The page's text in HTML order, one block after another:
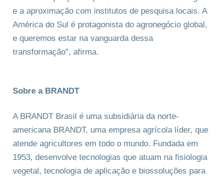
e a aproximação com institutos de pesquisa locais. A
América do Sul é protagonista do agronegócio global,
e queremos estar na vanguarda dessa
transformação”, afirma.
Sobre a BRANDT
A BRANDT Brasil é uma subsidiária da norte-
americana BRANDT, uma empresa agrícola líder, que
atende agricultores em todo o mundo. Fundada em
1953, desenvolve tecnologias que atuam na fisiologia
vegetal, tecnologia de aplicação e biossoluções para